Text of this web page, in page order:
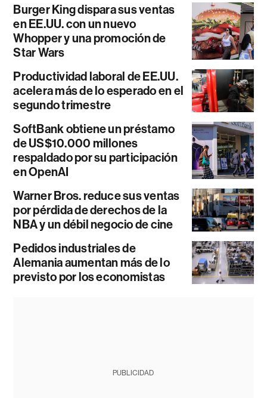
Burger King dispara sus ventas
en EE.UU. con un nuevo
Whopper y una promoción de
Star Wars
Productividad laboral de EE.UU.
acelera más de lo esperado en el
segundo trimestre
SoftBank obtiene un préstamo
de US$10.000 millones
respaldado por su participación
en OpenAI
Warner Bros. reduce sus ventas
por pérdida de derechos de la
NBA y un débil negocio de cine
Pedidos industriales de
Alemania aumentan más de lo
previsto por los economistas
PUBLICIDAD